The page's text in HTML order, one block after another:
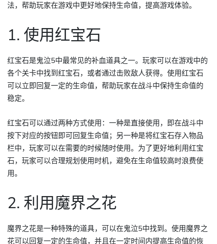
法，帮助玩家在游戏中更好地保持生命值，提高游戏体验。
1. 使用红宝石
红宝石是鬼泣5中最常见的补血道具之一。玩家可以在游戏中的
各个关卡中找到红宝石，或者通过击败敌人获得。使用红宝石
可以立即回复一定的生命值，帮助玩家在战斗中保持生命值的
稳定。
红宝石可以通过两种方式使用：一种是直接使用，即在战斗中
按下对应的按钮即可回复生命值；另一种是将红宝石存入物品
栏中，玩家可以在需要的时候随时使用。为了更好地利用红宝
石，玩家可以合理规划使用时机，避免在生命值较高时浪费使
用。
2. 利用魔界之花
魔界之花是一种特殊的道具，可以在鬼泣5中找到。使用魔界之
花可以回复一定的生命值，并且在一定时间内提高生命值的恢